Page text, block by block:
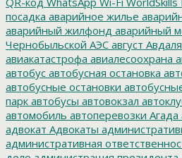
посадка аварийное жилье
аварийный жилфонд аварийный
Чернобыльской АЭС август
авиакатастрофа авиалесоохрана
автобус автобусная остановка
автобусные остановки
парк автобусы автовокзал
автомобиль автоперевозки Агада
адвокат Адвокаты
административная